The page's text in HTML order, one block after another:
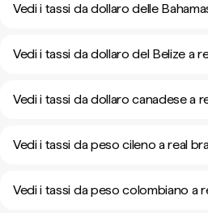
Vedi i tassi da dollaro delle
Vedi i tassi da dollaro del Belize a
Vedi i tassi da dollaro canadese a
Vedi i tassi da peso cileno a real
Vedi i tassi da peso colombiano a